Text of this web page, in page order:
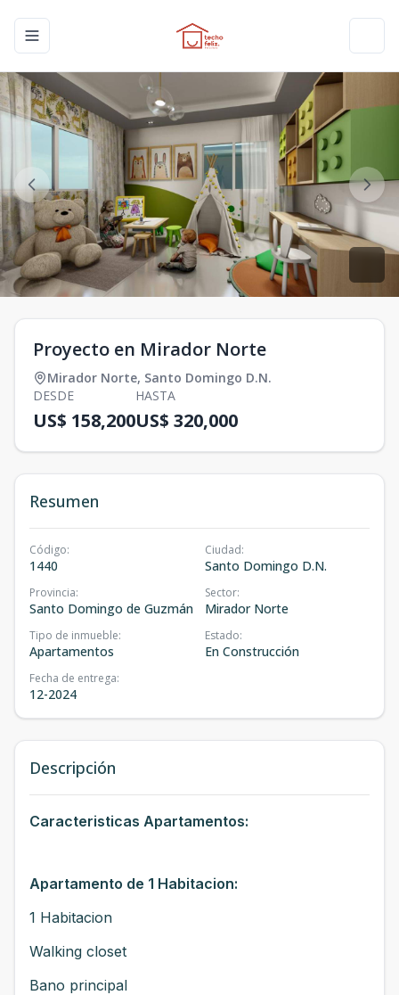
Toggle navigation menu
Proyecto en Mirador Norte
Mirador Norte, Santo Domingo D.N.
DESDE
US$ 158,200
HASTA
US$ 320,000
Resumen
Código:
1440
Ciudad:
Santo Domingo D.N.
Provincia:
Santo Domingo de Guzmán
Sector:
Mirador Norte
Tipo de inmueble:
Apartamentos
Estado:
En Construcción
Fecha de entrega:
12-2024
Descripción
Caracteristicas Apartamentos:
Apartamento de 1 Habitacion:
1 Habitacion
Walking closet
Bano principal